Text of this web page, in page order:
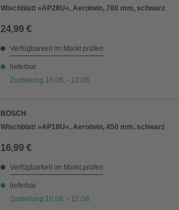
Wischblatt »AP28U«, Aerotwin, 700 mm, schwarz
24,99 €
Verfügbarkeit im Markt prüfen
lieferbar
Zustellung 10.08. - 12.08.
BOSCH
Wischblatt »AP18U«, Aerotwin, 450 mm, schwarz
16,99 €
Verfügbarkeit im Markt prüfen
lieferbar
Zustellung 10.08. - 12.08.